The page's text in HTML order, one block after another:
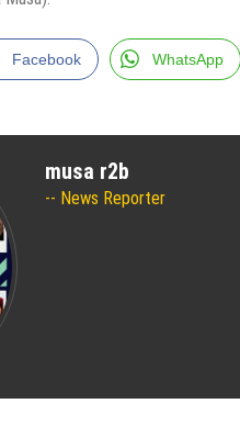
Facebook WhatsApp
musa r2b
News Reporter